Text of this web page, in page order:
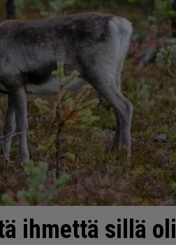
ihmettä sillä oli